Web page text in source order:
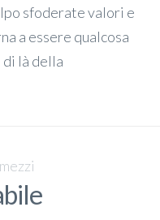
sfoderate valori e
a essere qualcosa
di là della